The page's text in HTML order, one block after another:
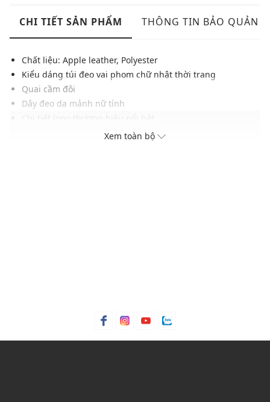
CHI TIẾT SẢN PHẨM THÔNG TIN BẢO QUẢN
Chất liệu: Apple leather, Polyester
Kiểu dáng túi đeo vai phom chữ nhật thời trang
Quai cầm đôi
Dây đeo da mảnh nữ tính
Chất da cứng cáp, sang trọng
Xem toàn bộ